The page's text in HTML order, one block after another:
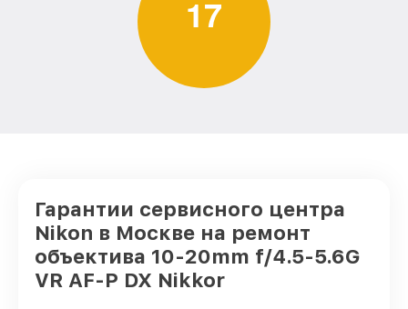
17
Гарантии сервисного центра
Nikon в Москве на ремонт
объектива 10-20mm f/4.5-5.6G
VR AF-P DX Nikkor